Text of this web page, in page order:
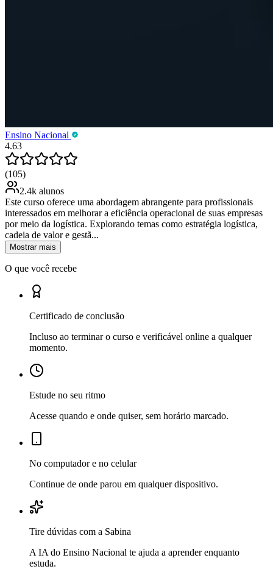
Ensino Nacional
4.63
(105)
2.4k alunos
Este curso oferece uma abordagem abrangente para profissionais
interessados em melhorar a eficiência operacional de suas empresas
por meio da logística. Explorando temas como estratégia logística,
cadeia de valor e gestã...
Mostrar mais
O que você recebe
Certificado de conclusão
Incluso ao terminar o curso e verificável online a qualquer
momento.
Estude no seu ritmo
Acesse quando e onde quiser, sem horário marcado.
No computador e no celular
Continue de onde parou em qualquer dispositivo.
Tire dúvidas com a Sabina
A IA do Ensino Nacional te ajuda a aprender enquanto
estuda.